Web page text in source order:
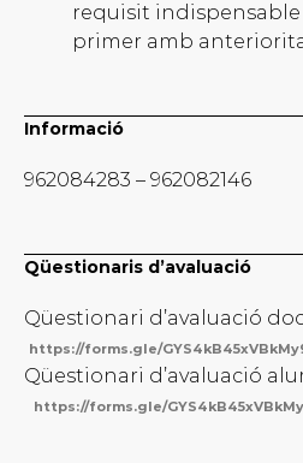
requisit indispensable
primer amb
Informació
962084283 – 962082146
Qüestionaris d’avaluació
Qüestionari d’avaluació
https://forms.gle/
Qüestionari d’avaluació
https://forms.gle/